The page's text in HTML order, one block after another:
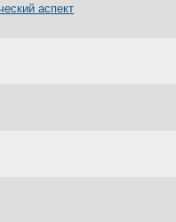
аспект